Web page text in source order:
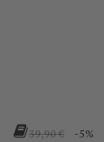
Prezzo
39,90 € -5%